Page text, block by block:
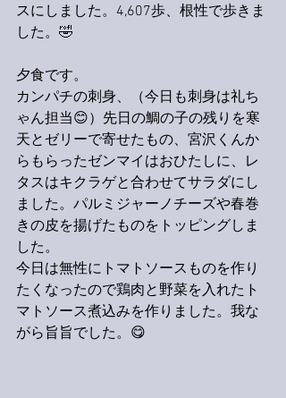
スにしました。4,607歩、根性で歩きま
した。🤣
夕食です。
カンパチの刺身、（今日も刺身は礼ち
ゃん担当😊）先日の鯛の子の残りを寒
天とゼリーで寄せたもの、宮沢くんか
らもらったゼンマイはおひたしに、レ
タスはキクラゲと合わせてサラダにし
ました。パルミジャーノチーズや春巻
きの皮を揚げたものをトッピングしま
した。
今日は無性にトマトソースものを作り
たくなったので鶏肉と野菜を入れたト
マトソース煮込みを作りました。我な
がら旨旨でした。😋